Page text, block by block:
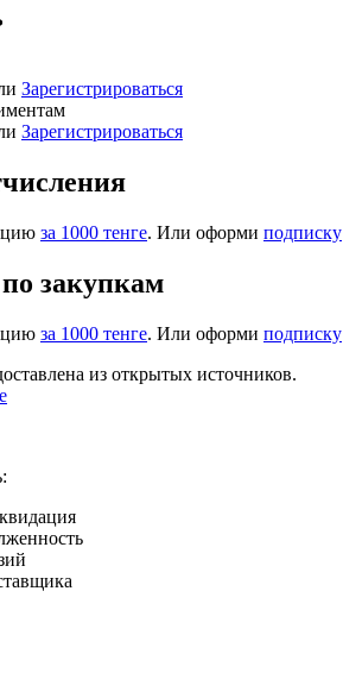
Зарегистрироваться
Зарегистрироваться
за 1000 тенге. Или оформи подписку
закупкам
за 1000 тенге. Или оформи подписку
из открытых источников.